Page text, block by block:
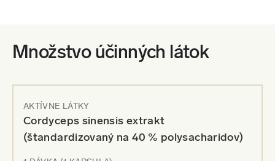
budete môcť čerpať všetky benefity , ktoré táto zázračná
Aké sú? Má vysoký obsah antioxidantov, pomáhazlepšovať
imunitu aj metabolizmus
tela. Má aj omladzujúci efekt , pretože napomáha
a starnutiu buniek
detoxikačnéaprotizápalové účinky.
Množstvo účinných látok
AKTÍVNE LÁTKY
Cordyceps sinensis extrakt
(štandardizovaný na 40 % polysacharidov)